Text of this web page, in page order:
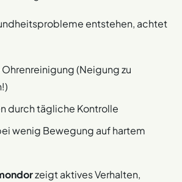
entstehen, achtet
(Neigung zu
durch tägliche Kontrolle
wenig Bewegung auf hartem
zeigt aktives Verhalten,